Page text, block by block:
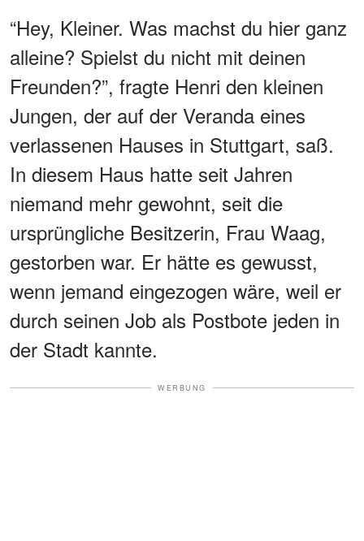
“Hey, Kleiner. Was machst du hier ganz
alleine? Spielst du nicht mit deinen
Freunden?”, fragte Henri den kleinen
Jungen, der auf der Veranda eines
verlassenen Hauses in Stuttgart, saß.
In diesem Haus hatte seit Jahren
niemand mehr gewohnt, seit die
ursprüngliche Besitzerin, Frau Waag,
gestorben war. Er hätte es gewusst,
wenn jemand eingezogen wäre, weil er
durch seinen Job als Postbote jeden in
der Stadt kannte.
WERBUNG